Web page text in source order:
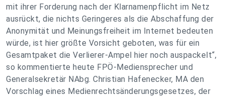
mit ihrer Forderung nach der Klarnamenpflicht im Netz
ausrückt, die nichts Geringeres als die Abschaffung der
Anonymität und Meinungsfreiheit im Internet bedeuten
würde, ist hier größte Vorsicht geboten, was für ein
Gesamtpaket die Verlierer-Ampel hier noch auspackelt“,
so kommentierte heute FPÖ-Mediensprecher und
Generalsekretär NAbg. Christian Hafenecker, MA den
Vorschlag eines Medienrechtsänderungsgesetzes, der